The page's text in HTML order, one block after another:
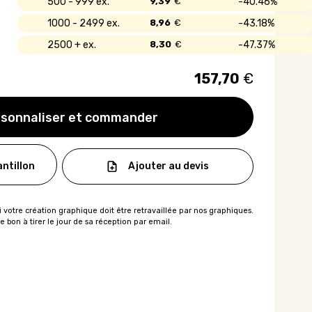
et commander
1000 - 2499 43.18%
8,96 €
2500 + 47.37%
8,30 €
157,70 €
Ajouter au devis